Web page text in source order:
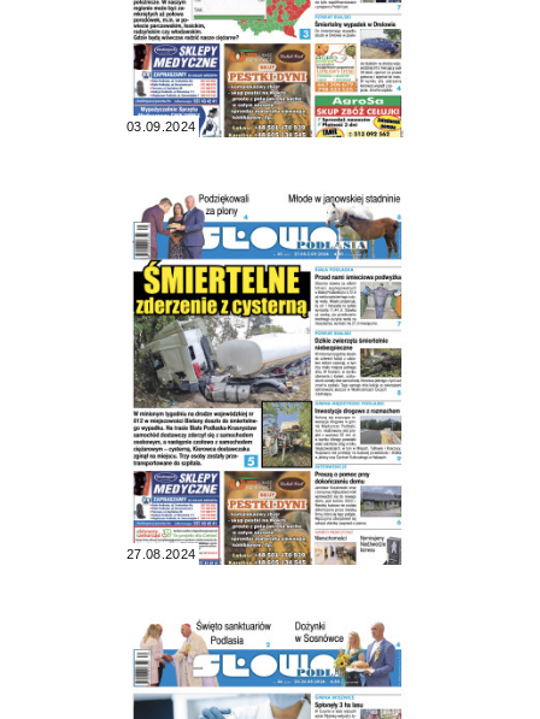
03.09.2024
27.08.2024